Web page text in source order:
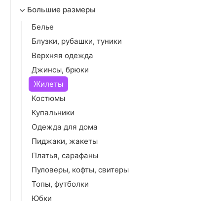
Большие размеры
Белье
Блузки, рубашки, туники
Верхняя одежда
Джинсы, брюки
Жилеты
Костюмы
Купальники
Одежда для дома
Пиджаки, жакеты
Платья, сарафаны
Пуловеры, кофты, свитеры
Топы, футболки
Юбки